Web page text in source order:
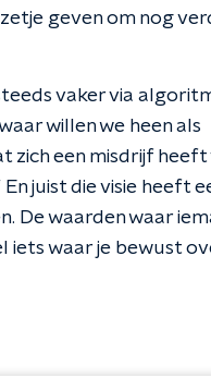
geven om nog
vaker via
willen we heen als
zich een misdrijf
juist die visie heeft
De waarden waar
iets waar je bewust